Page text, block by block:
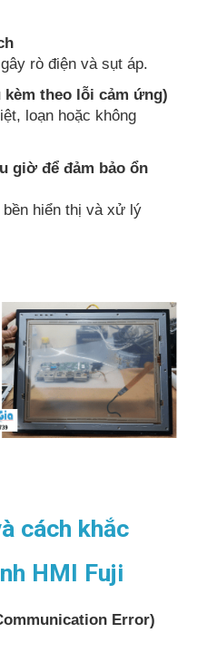
rò điện và sụt áp.
theo lỗi cảm ứng)
loạn hoặc không
giờ để đảm bảo ổn
hiển thị và xử lý
cách khắc
HMI Fuji
Error)